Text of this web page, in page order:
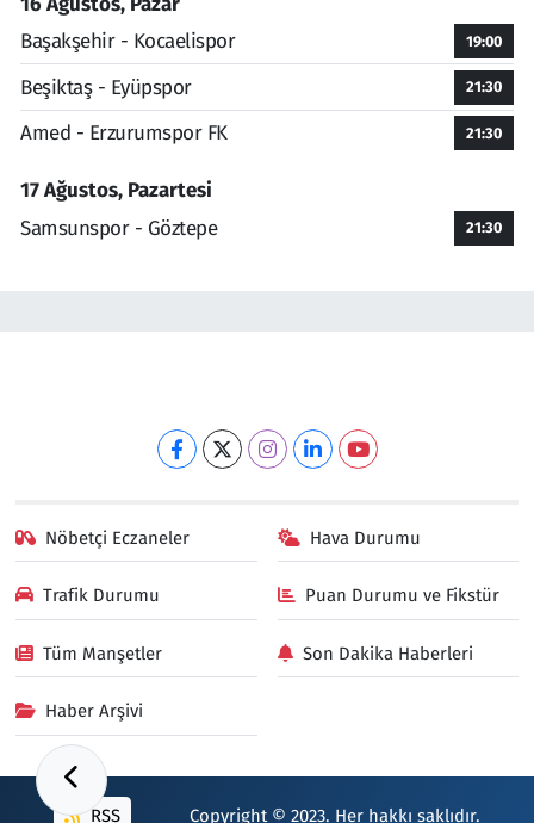
Başakşehir - Kocaelispor
19:00
Beşiktaş - Eyüpspor 21:30
Amed - Erzurumspor FK 21:30
17 Ağustos, Pazartesi
Samsunspor - Göztepe
21:30
Nöbetçi Eczaneler Hava Durumu
Trafik Durumu Puan Durumu ve Fikstür
Tüm Manşetler Son Dakika Haberleri
Haber Arşivi
RSS Copyright © 2023. Her hakkı saklıdır.